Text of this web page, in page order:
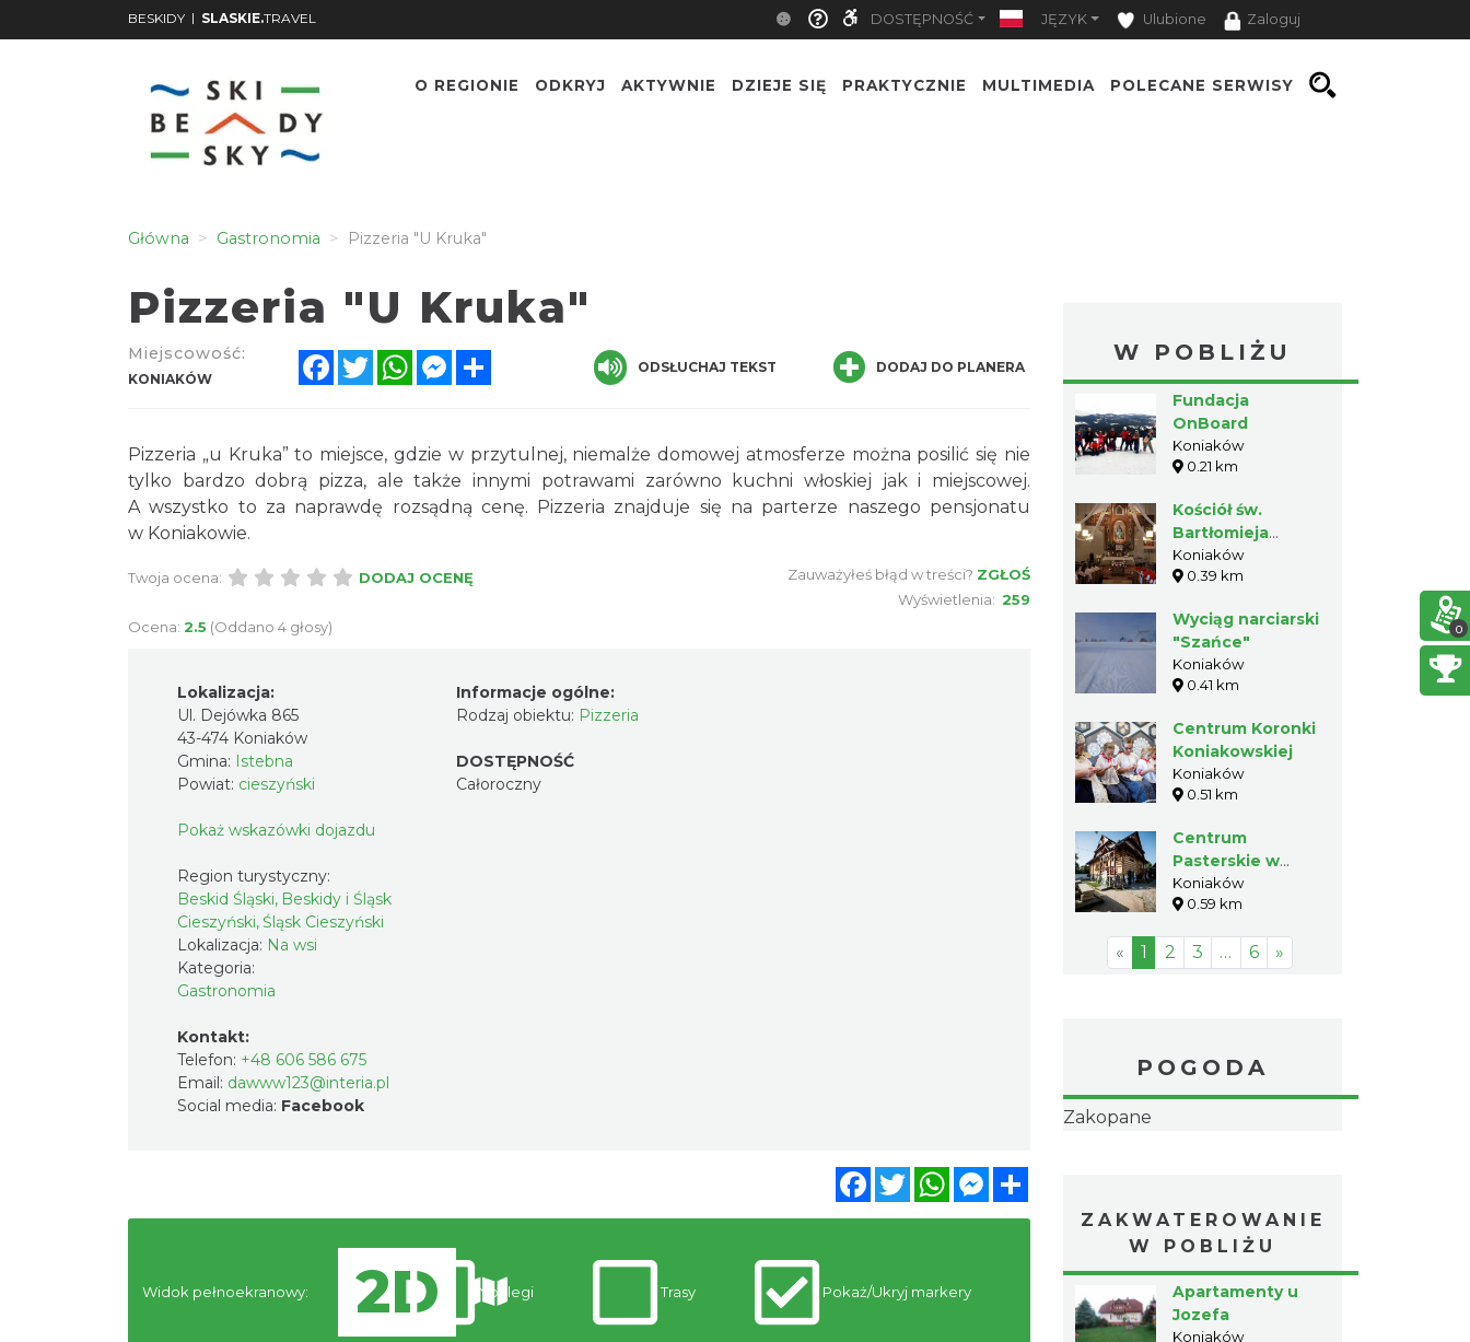
BESKIDY | SLASKIE.TRAVEL DOSTĘPNOŚĆ JĘZYK Ulubione Zaloguj
O REGIONIE ODKRYJ AKTYWNIE DZIEJE SIĘ PRAKTYCZNIE MULTIMEDIA POLECANE SERWISY
Główna Gastronomia Pizzeria "U Kruka"
Pizzeria "U Kruka"
Miejscowość:
KONIAKÓW
FacebookTwitterWhatsAppMessenger ODSŁUCHAJ TEKST DODAJ DO PLANERA
Pizzeria „u Kruka” to miejsce, gdzie w przytulnej, niemalże domowej atmosferze można posilić się nie
tylko bardzo dobrą pizza, ale także innymi potrawami zarówno kuchni włoskiej jak i miejscowej.
A wszystko to za naprawdę rozsądną cenę. Pizzeria znajduje się na parterze naszego pensjonatu
w Koniakowie.
Twoja ocena: DODAJ OCENĘ
Ocena: 2.5 (Oddano 4 głosy)
Zauważyłeś błąd w treści? ZGŁOŚ
Wyświetlenia: 259
Lokalizacja:
Ul. Dejówka 865
43-474 Koniaków
Gmina: Istebna
Powiat: cieszyński
Pokaż wskazówki dojazdu
Region turystyczny:
Beskid Śląski, Beskidy i Śląsk
Cieszyński, Śląsk Cieszyński
Lokalizacja: Na wsi
Kategoria:
Gastronomia
Kontakt:
Telefon: +48 606 586 675
Email: dawww123@interia.pl
Social media: Facebook
Informacje ogólne:
Rodzaj obiektu: Pizzeria
DOSTĘPNOŚĆ
Całoroczny
FacebookTwitterWhatsAppMessenger
Widok pełnoekranowy: Noclegi Trasy Pokaż/Ukryj markery
W POBLIŻU
Fundacja
OnBoard
Koniaków
0.21 km
Kościół św.
Bartłomieja
Apostoła w
Koniakowie
Koniaków
0.39 km
Wyciąg narciarski
"Szańce"
Koniaków
0.41 km
Centrum Koronki
Koniakowskiej
Koniaków
0.51 km
Centrum
Pasterskie w
Koniakowie
Koniaków
0.59 km
« 1 2 3 … 6 »
POGODA
Zakopane
ZAKWATEROWANIE
W POBLIŻU
Apartamenty u
Jozefa
Koniaków
0